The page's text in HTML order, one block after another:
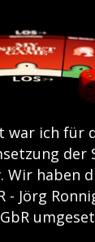
war ich für
der
Wir haben
- Jörg